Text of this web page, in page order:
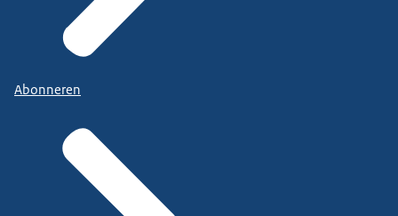
Abonneren